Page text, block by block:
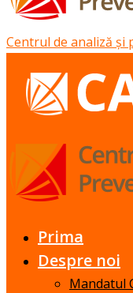
Centrul de analiză și
Prima
Despre noi
Mandatul